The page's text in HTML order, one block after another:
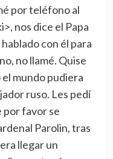
por teléfono al
nos dice el Papa
con él para
no llamé. Quise
mundo pudiera
ruso. Les pedí
por favor se
Parolin, tras
llegar un